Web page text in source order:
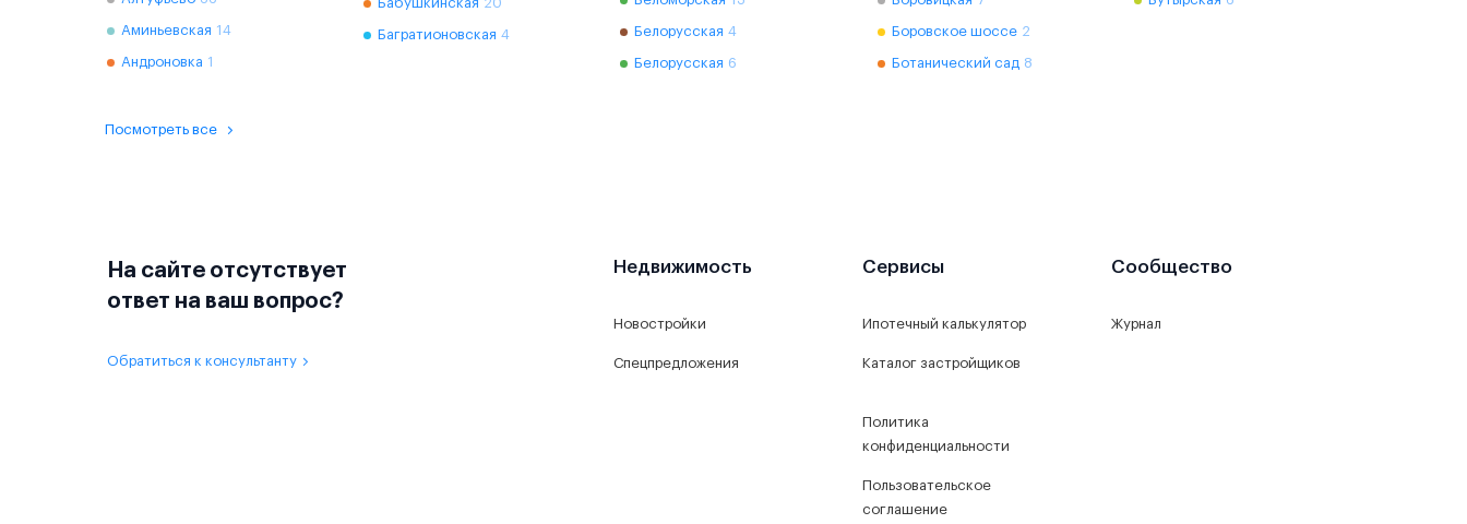
Аминьевская 14
Андроновка 1
Багратионовская 4 Белорусская 4
Белорусская 6
Боровское шоссе 2
Ботанический сад 8
Посмотреть все
На сайте отсутствует
ответ на ваш вопрос?
Обратиться к консультанту
Недвижимость
Новостройки
Спецпредложения
Сервисы
Ипотечный калькулятор
Каталог застройщиков
Политика
конфиденциальности
Пользовательское
соглашение
Сообщество
Журнал